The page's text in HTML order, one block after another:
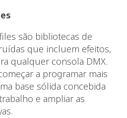
são bibliotecas de
que incluem efeitos,
qualquer consola DMX.
a programar mais
base sólida concebida
e ampliar as